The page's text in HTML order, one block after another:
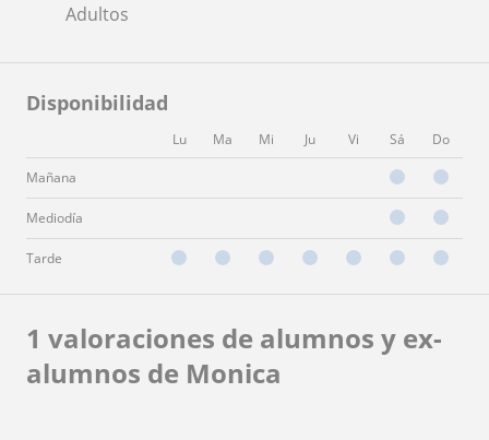
Adultos
Disponibilidad
Lu Ma Mi Ju Vi Sá Do
Mañana
Mediodía
Tarde
1 valoraciones de alumnos y ex-
alumnos de Monica